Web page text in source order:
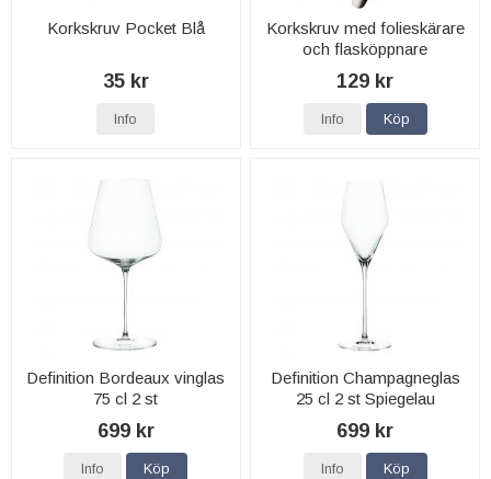
Korkskruv Pocket Blå
35 kr
Info
Korkskruv med folieskärare
och flasköppnare
129 kr
Info Köp
Definition Bordeaux vinglas
75 cl 2 st
699 kr
Info Köp
Definition Champagneglas
25 cl 2 st Spiegelau
699 kr
Info Köp